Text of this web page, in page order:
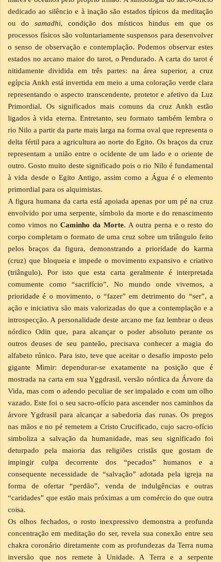
dedicado ao silêncio e à inação são estados típicos da meditação
ou do samadhi, condição dos místicos hindus em que os
processos físicos são voluntariamente suspensos para desenvolver
o senso de observação e contemplação. Podemos observar estes
estados no arcano maior do tarot, o Pendurado. A carta do tarot é
nitidamente dividida em três partes: na área superior, a cruz
egípcia Ankh está invertida em meio a uma coloração verde clara
representando o aspecto transcendente, protetor e afetivo da Luz
Primordial. Os significados mais comuns da cruz Ankh estão
ligados à vida eterna. Entretanto, seu formato também lembra o
rio Nilo a partir da parte mais larga na forma oval que representa o
delta fértil para a agricultura ao norte do Egito. Os braços da cruz
representam a união entre o ocidente de um lado e o oriente de
outro. Gosto muito deste significado pois o rio Nilo é fundamental
à vida desde o Egito Antigo, assim como a Água é o elemento
primordial para os alquimistas.
A figura humana da carta está apoiada apenas por um pé na cruz
envolvido por uma serpente, símbolo da morte e do renascimento
como vimos noCaminho da Morte. A outra perna e o resto do
corpo completam o formato de uma cruz sobre um triângulo feito
pelos braços da figura, demonstrando a prioridade do karma
(cruz) que bloqueia e impede o movimento expansivo e criativo
(triângulo). Por isto que esta carta geralmente é interpretada
comumente como “sacrifício”. No mundo onde vivemos, a
prioridade é o movimento, o “fazer” em detrimento do “ser”, a
ação e iniciativa são mais valorizadas do que a contemplação e a
introspecção. A personalidade deste arcano me faz lembrar o deus
nórdico Odin que, para alcançar o poder absoluto perante os
outros deuses de seu panteão, precisava conhecer a magia do
alfabeto rúnico. Para isto, teve que aceitar o desafio imposto pelo
gigante Mimir: dependurar-se exatamente na posição que é
mostrada na carta em sua Yggdrasil, versão nórdica da Árvore da
Vida, mas com o adendo peculiar de ser impalado e com um olho
vazado. Este foi o seu sacro-ofício para ascender nos caminhos da
árvore Ygdrasil para alcançar a sabedoria das runas. Os pregos
nas mãos e no pé remetem a Cristo Crucificado, cujo sacro-ofício
simboliza a salvação da humanidade, mas seu significado foi
deturpado pela maioria das religiões cristãs que gostam de
impingir culpa decorrente dos “pecados” humanos e a
consequente necessidade de “salvação” adotada pela igreja na
forma de ofertar “perdão”, venda de indulgências e outras
“caridades” que estão mais próximas a um comércio do que outra
coisa.
Os olhos fechados, o rosto inexpressivo demonstra a profunda
concentração em meditação do ser, revela sua conexão entre seu
chakra coronário diretamente com as profundezas da Terra numa
inversão que nos remete à Unidade. A Terra e a serpente